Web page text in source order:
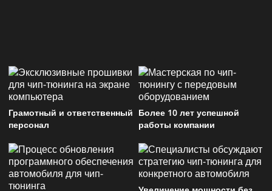
Грамотный и ответственный
персонал
Более 10 лет успешной
работы компании